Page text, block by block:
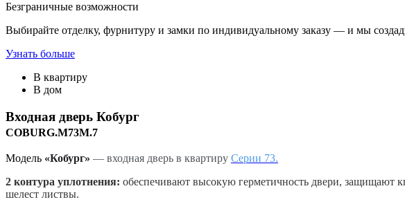
Безграничные возможности
Выбирайте отделку, фурнитуру и замки по индивидуальному заказу — и мы
Узнать больше
В квартиру
В дом
Входная дверь Кобург
COBURG.M73M.7
Модель «‎Кобург» — входная дверь в квартиру Серии 73.
2 контура уплотнения: обеспечивают высокую герметичность двери, защищают
шелест листвы.